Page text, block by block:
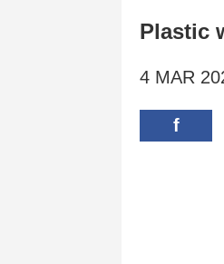
Plastic
4 MAR
f